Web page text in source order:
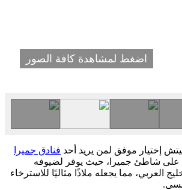
اضغط لمشاهدة كافة الصور
إختيار موفق لمن يريد أحد فنادق جميرا
على شاطئ جميرا، حيث يوفر لضيوفه
العربي، مما يجعله ملاذًا مثاليًا للاسترخاء